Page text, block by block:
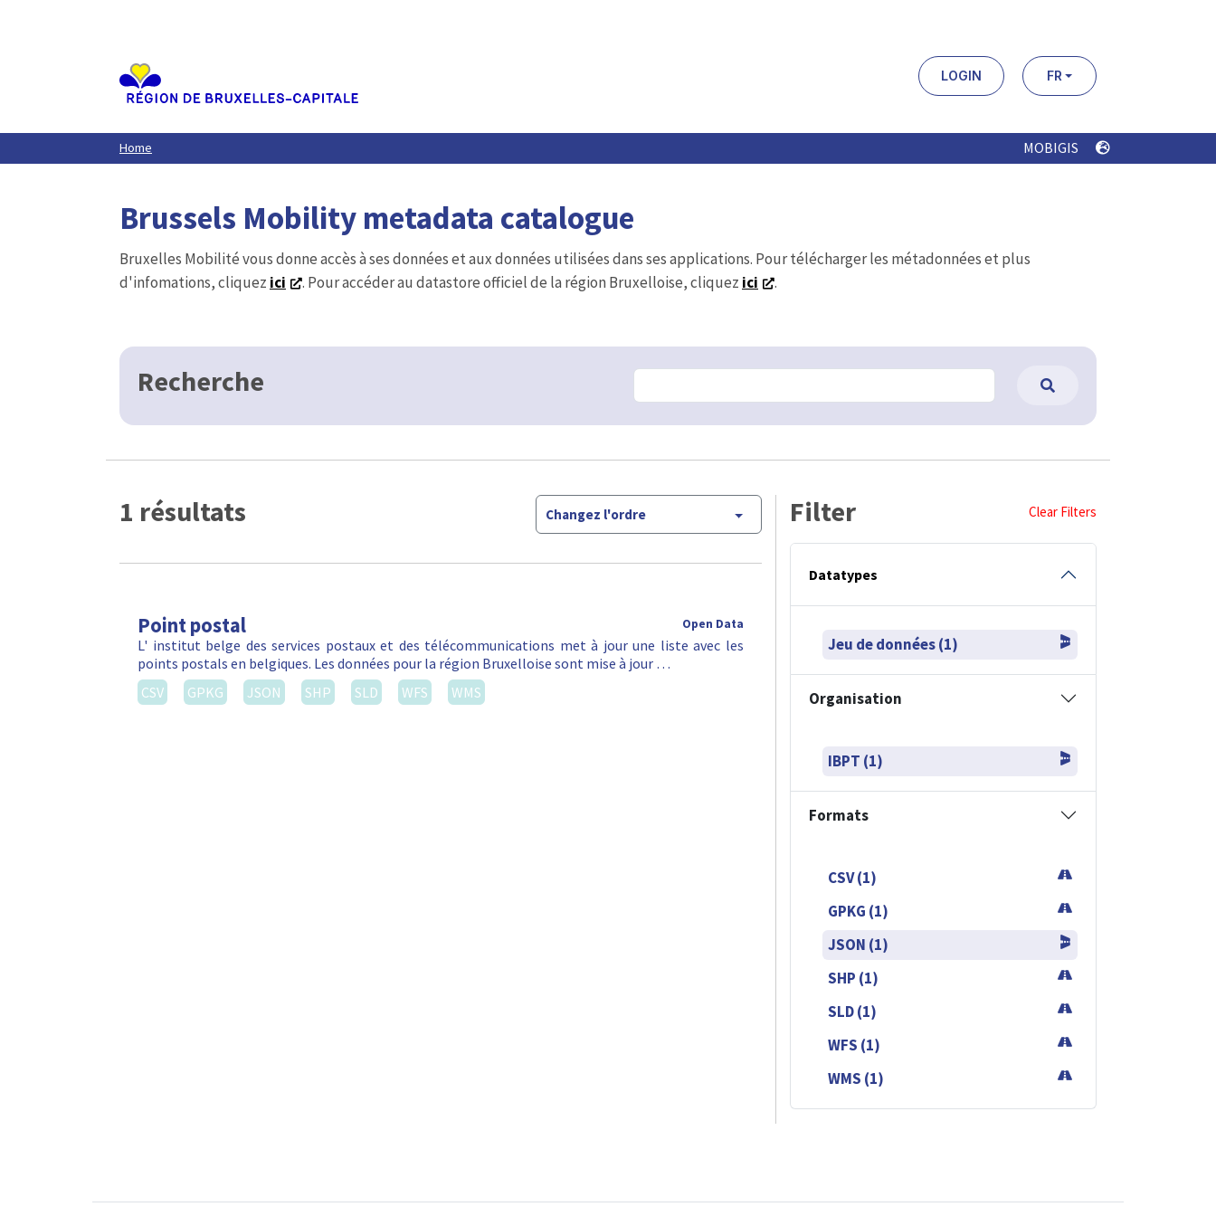
LOGIN FR
Home MOBIGIS
Brussels Mobility metadata catalogue
Bruxelles Mobilité vous donne accès à ses données et aux données utilisées dans ses applications. Pour télécharger les métadonnées et plus
d'infomations, cliquez ici . Pour accéder au datastore officiel de la région Bruxelloise, cliquez ici .
Recherche
1 résultats Changez l'ordre
Point postal Open Data
L' institut belge des services postaux et des télécommunications met à jour une liste avec les
points postals en belgiques. Les données pour la région Bruxelloise sont mise à jour …
CSV
GPKG JSON SHP SLD WFS WMS
Filter Clear Filters
Datatypes
Jeu de données (1)
Organisation
IBPT (1)
Formats
CSV (1)
GPKG (1)
JSON (1)
SHP (1)
SLD (1)
WFS (1)
WMS (1)